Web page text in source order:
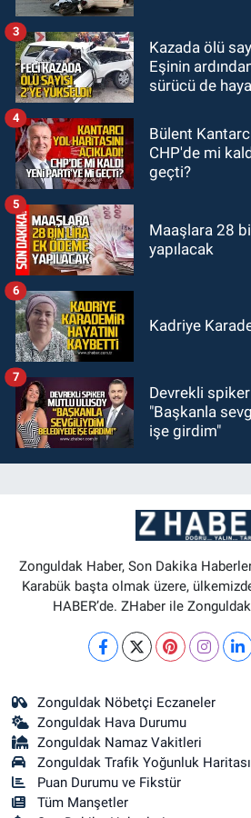
Zonguldak
13:39
görevinden
Kazada ölü
Eşinin
sürücü de
3
Bülent
CHP'de mi
geçti?
4
Maaşlara 28
yapılacak
5
Kadriye
6
Devrekli
"Başkanla
işe girdim"
7
Zonguldak Haber, Son Dakika
Karabük başta olmak üzere,
HABER’de. ZHaber ile
Zonguldak Nöbetçi Eczaneler
Zonguldak Hava Durumu
Zonguldak Namaz Vakitleri
Zonguldak Trafik Yoğunluk Haritası
Puan Durumu ve Fikstür
Tüm Manşetler